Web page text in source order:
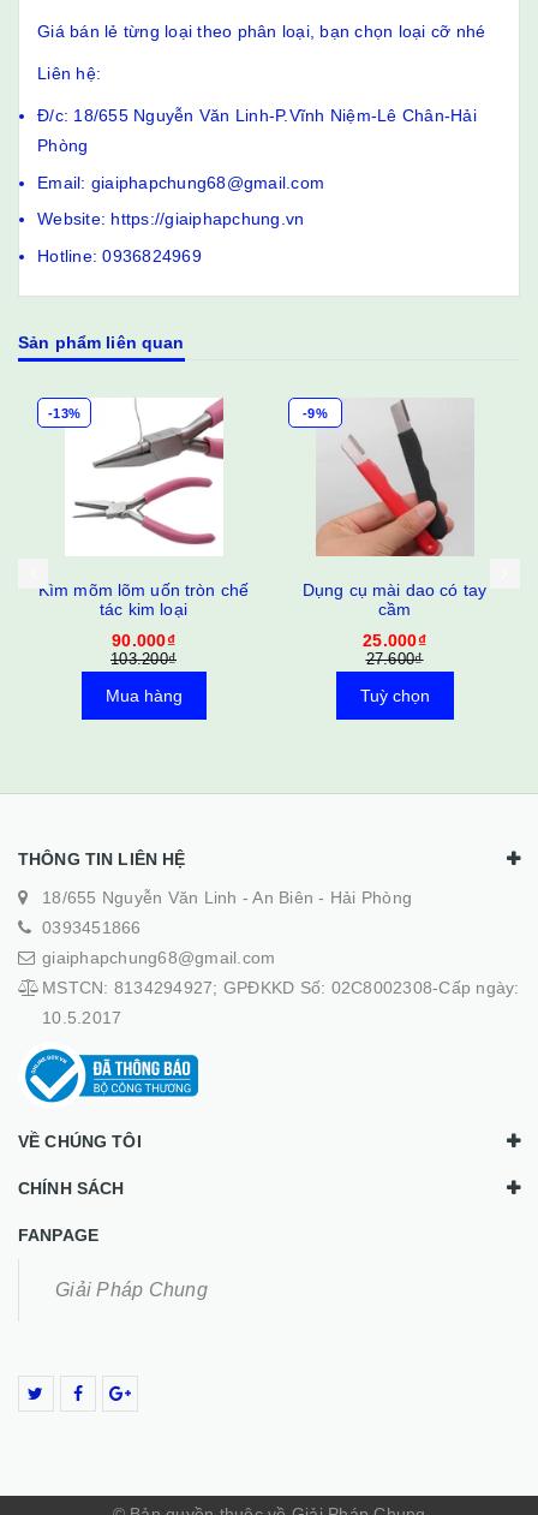
Giá bán lẻ từng loại theo phân loại, bạn chọn loại cỡ nhé
Liên hệ:
Đ/c: 18/655 Nguyễn Văn Linh-P.Vĩnh Niệm-Lê Chân-Hải
Phòng
Email: giaiphapchung68@gmail.com
Website: https://giaiphapchung.vn
Hotline: 0936824969
Sản phẩm liên quan
-13%
Kìm mõm lõm uốn tròn chế
tác kim loại
90.000₫
103.200₫
Mua hàng
-9%
Dụng cụ mài dao có tay
cầm
25.000₫
27.600₫
Tuỳ chọn
THÔNG TIN LIÊN HỆ
18/655 Nguyễn Văn Linh - An Biên - Hải Phòng
0393451866
giaiphapchung68@gmail.com
MSTCN: 8134294927; GPĐKKD Số: 02C8002308-Cấp ngày:
10.5.2017
VỀ CHÚNG TÔI
CHÍNH SÁCH
FANPAGE
Giải Pháp Chung